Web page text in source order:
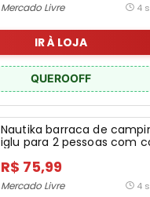
Mercado Livre 4
IR À LOJA
QUEROOFF
Nautika barraca de
iglu para 2 pessoas com
R$ 75,99
Mercado Livre 4